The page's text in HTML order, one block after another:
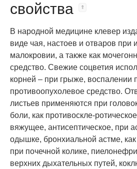
свойства
В народной медицине клевер
виде чая, настоев и отваров при
малокровии, а также как
средство. Свежие соцветия
корней – при грыже, воспалении
противоопухолевое средство.
листьев применяются при
боли, как противоскле-
вяжущее, антисептическое, при
одышке, бронхиальной астме,
при почечной колике,
верхних дыхательных путей,